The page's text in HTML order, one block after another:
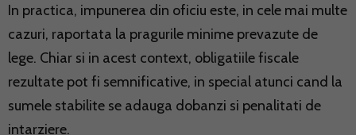
In practica, impunerea din oficiu este, in cele mai multe
cazuri, raportata la pragurile minime prevazute de
lege. Chiar si in acest context, obligatiile fiscale
rezultate pot fi semnificative, in special atunci cand la
sumele stabilite se adauga dobanzi si penalitati de
intarziere.